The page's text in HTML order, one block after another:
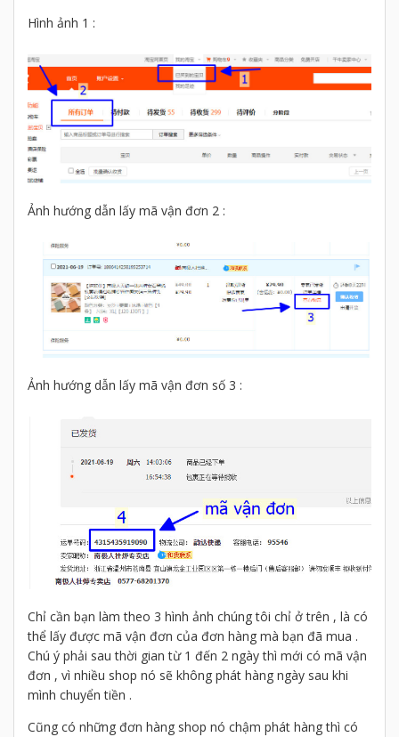
Hình ảnh 1 :
Ảnh hướng dẫn lấy mã vận đơn 2 :
Ảnh hướng dẫn lấy mã vận đơn số 3 :
Chỉ cần bạn làm theo 3 hình ảnh chúng tôi chỉ ở trên , là có
thể lấy được mã vận đơn của đơn hàng mà bạn đã mua .
Chú ý phải sau thời gian từ 1 đến 2 ngày thì mới có mã vận
đơn , vì nhiều shop nó sẽ không phát hàng ngày sau khi
mình chuyển tiền .
Cũng có những đơn hàng shop nó chậm phát hàng thì có